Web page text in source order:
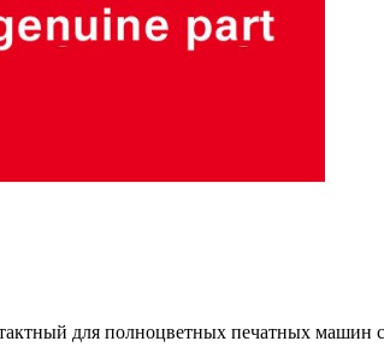
для полноцветных печатных машин